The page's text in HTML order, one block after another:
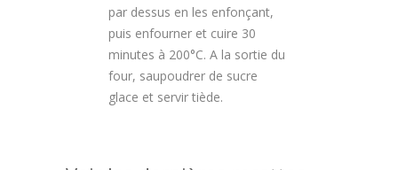
par dessus en les enfonçant,
puis enfourner et cuire 30
minutes à 200°C. A la sortie du
four, saupoudrer de sucre
glace et servir tiède.